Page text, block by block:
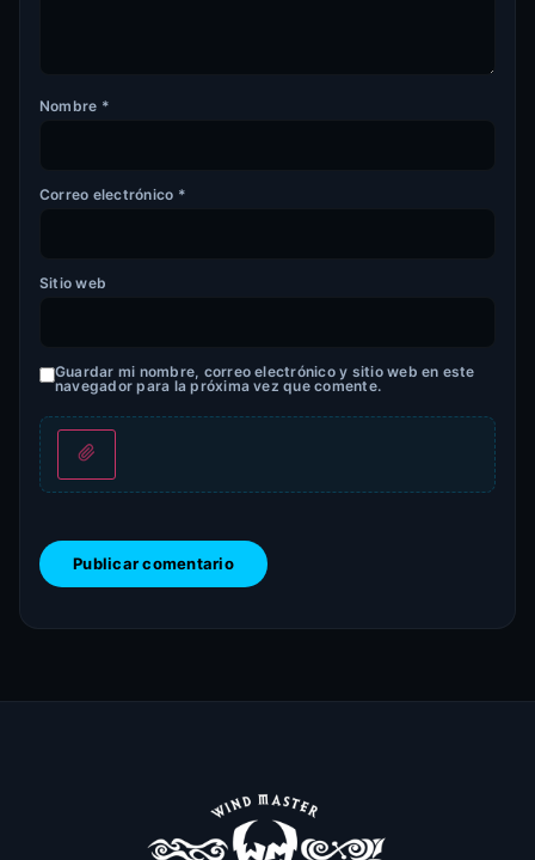
Nombre *
Correo electrónico *
Sitio web
Guardar mi nombre, correo electrónico y sitio web en este
navegador para la próxima vez que comente.